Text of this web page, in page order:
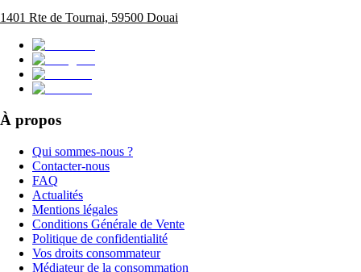
1401 Rte de Tournai, 59500 Douai
À propos
Qui sommes-nous ?
Contacter-nous
FAQ
Actualités
Mentions légales
Conditions Générale de Vente
Politique de confidentialité
Vos droits consommateur
Médiateur de la consommation